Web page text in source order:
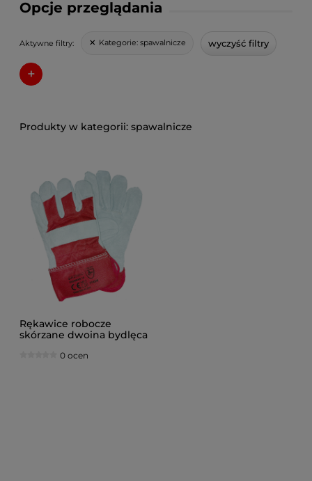
Opcje przeglądania
Aktywne filtry: Kategorie: spawalnicze wyczyść filtry
+
spawalnicze
Rękawice robocze
skórzane dwoina bydlęca
0 ocen